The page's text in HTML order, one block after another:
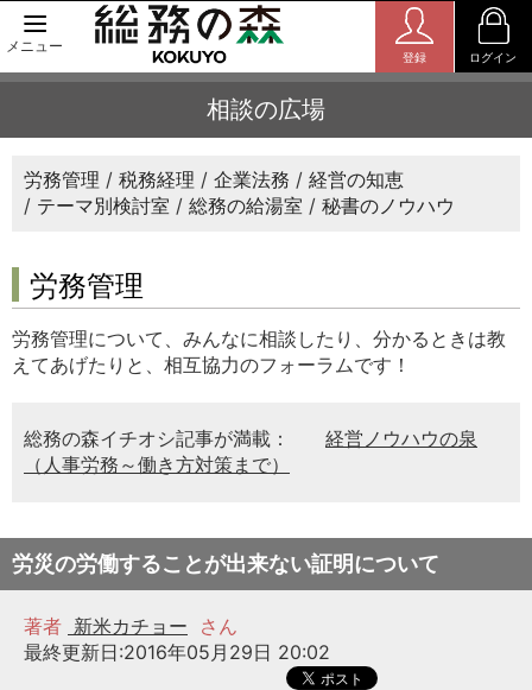
メニュー
登録 ログイン
相談の広場
労務管理 税務経理 企業法務
経営の知恵
テーマ別検討室
総務の給湯室 秘書のノウハウ
労務管理
労務管理について、みんなに相談したり、分かるときは教
えてあげたりと、相互協力のフォーラムです！
総務の森イチオシ記事が満載：
経営ノウハウの泉
（人事労務～働き方対策まで）
労災の労働することが出来ない証明について
著者 新米カチョー
さん
最終更新日:2016年05月29日 20:02